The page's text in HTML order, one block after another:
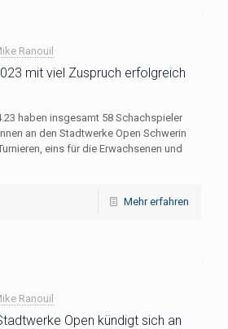
Ranouil
mit viel Zuspruch erfolgreich
haben insgesamt 58 Schachspieler
an den Stadtwerke Open Schwerin
eins für die Erwachsenen und
Mehr erfahren
Ranouil
Open kündigt sich an